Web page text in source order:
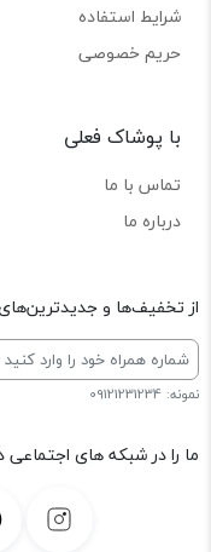
شرایط استفاده
حریم خصوصی
با پوشاک فعلی
تماس با ما
درباره ما
از تخفیف‌ها و
نمونه: 09121231234
ما را در شبکه های اجتماعی